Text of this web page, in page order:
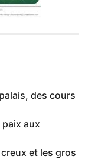
des cours
aux
et les gros